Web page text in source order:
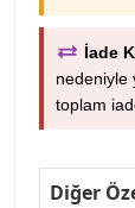
İade
nedeniyle
toplam
Diğer